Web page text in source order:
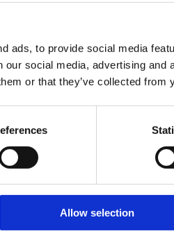
ads, to provide social media
our social media, advertising
or that they’ve collected
Allow selection
är
pålitlig och
flera
säkerställer
ert
passar ert